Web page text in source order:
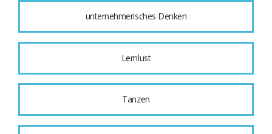
unternehmerisches Denken
Lernlust
Tanzen